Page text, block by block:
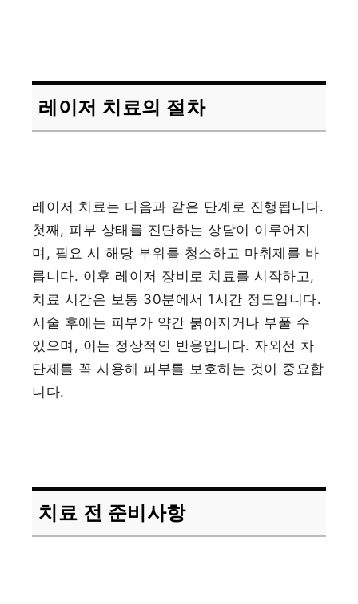
레이저 치료의 절차
레이저 치료는 다음과 같은 단계로 진행됩니다.
첫째, 피부 상태를 진단하는 상담이 이루어지
며, 필요 시 해당 부위를 청소하고 마취제를 바
릅니다. 이후 레이저 장비로 치료를 시작하고,
치료 시간은 보통 30분에서 1시간 정도입니다.
시술 후에는 피부가 약간 붉어지거나 부풀 수
있으며, 이는 정상적인 반응입니다. 자외선 차
단제를 꼭 사용해 피부를 보호하는 것이 중요합
니다.
치료 전 준비사항